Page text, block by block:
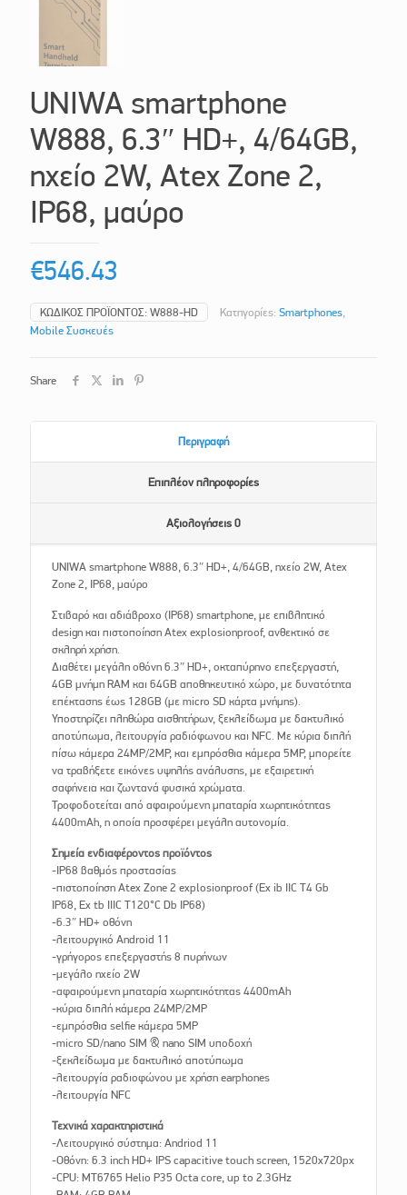
UNIWA smartphone
W888, 6.3″ HD+, 4/64GB,
ηχείο 2W, Atex Zone 2,
IP68, μαύρο
€546.43
ΚΩΔΙΚΌΣ ΠΡΟΪΌΝΤΟΣ: W888-HD Κατηγορίες: Smartphones,
Mobile Συσκευές
Share
Περιγραφή
Επιπλέον πληροφορίες
Αξιολογήσεις 0
UNIWA smartphone W888, 6.3″ HD+, 4/64GB, ηχείο 2W, Atex
Zone 2, IP68, μαύρο
Στιβαρό και αδιάβροχο (IP68) smartphone, με επιβλητικό
design και πιστοποίηση Atex explosionproof, ανθεκτικό σε
σκληρή χρήση.
Διαθέτει μεγάλη οθόνη 6.3″ HD+, οκταπύρηνο επεξεργαστή,
4GB μνήμη RAM και 64GB αποθηκευτικό χώρο, με δυνατότητα
επέκτασης έως 128GB (με micro SD κάρτα μνήμης).
Υποστηρίζει πληθώρα αισθητήρων, ξεκλείδωμα με δακτυλικό
αποτύπωμα, λειτουργία ραδιόφωνου και NFC. Με κύρια διπλή
πίσω κάμερα 24MP/2MP, και εμπρόσθια κάμερα 5MP, μπορείτε
να τραβήξετε εικόνες υψηλής ανάλυσης, με εξαιρετική
σαφήνεια και ζωντανά φυσικά χρώματα.
Τροφοδοτείται από αφαιρούμενη μπαταρία χωρητικότητας
4400mAh, η οποία προσφέρει μεγάλη αυτονομία.
Σημεία ενδιαφέροντος προϊόντος
-IP68 βαθμός προστασίας
-πιστοποίηση Atex Zone 2 explosionproof (Ex ib IIC T4 Gb
IP68, Ex tb IIIC T120°C Db IP68)
-6.3″ HD+ οθόνη
-λειτουργικό Android 11
-γρήγορος επεξεργαστής 8 πυρήνων
-μεγάλο ηχείο 2W
-αφαιρούμενη μπαταρία χωρητικότητας 4400mAh
-κύρια διπλή κάμερα 24MP/2MP
-εμπρόσθια selfie κάμερα 5MP
-micro SD/nano SIM & nano SIM υποδοχή
-ξεκλείδωμα με δακτυλικό αποτύπωμα
-λειτουργία ραδιοφώνου με χρήση earphones
-λειτουργία NFC
Τεχνικά χαρακτηριστικά
-Λειτουργικό σύστημα: Andriod 11
-Οθόνη: 6.3 inch HD+ IPS capacitive touch screen, 1520x720px
-CPU: MT6765 Helio P35 Octa core, up to 2.3GHz